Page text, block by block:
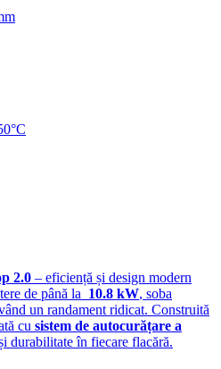
2.0 – eficiență și design modern
de până la 10.8 kW, soba
un randament ridicat. Construită
cu sistem de autocurățare a
durabilitate în fiecare flacără.